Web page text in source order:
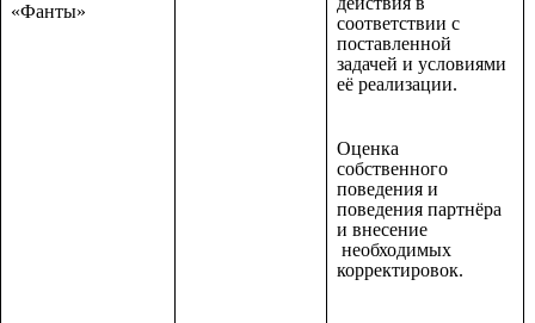
«Фанты»
соответствии с
поставленной
задачей и условиями
её реализации.
Оценка
собственного
поведения и
поведения партнёра
и внесение
необходимых
корректировок.